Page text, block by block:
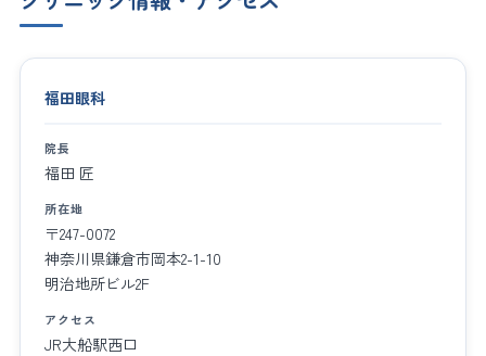
福田眼科
院長
福田 匠
所在地
〒247-0072
神奈川県鎌倉市岡本2-1-10
明治地所ビル2F
アクセス
JR大船駅西口